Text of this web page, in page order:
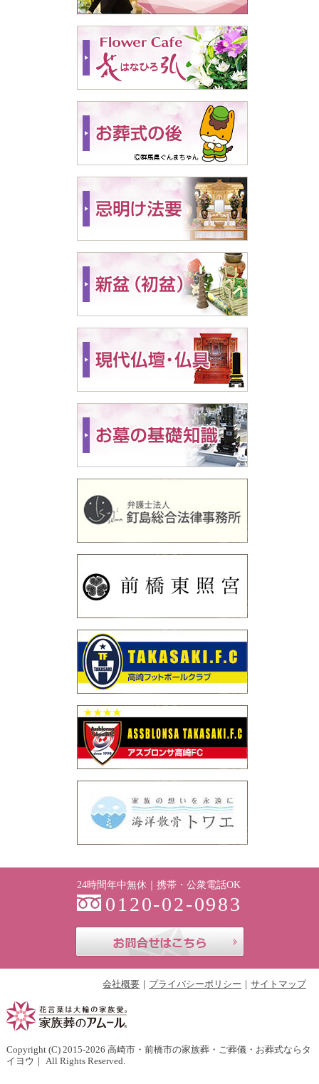
24時間年中無休｜携帯・公衆電話OK
0120-02-0983
会社概要 プライバシーポリシー サイトマップ
Copyright (C) 2015-2026 高崎市・前橋市の家族葬・ご葬儀・お葬式ならタ
イヨウ ｜ All Rights Reserved.